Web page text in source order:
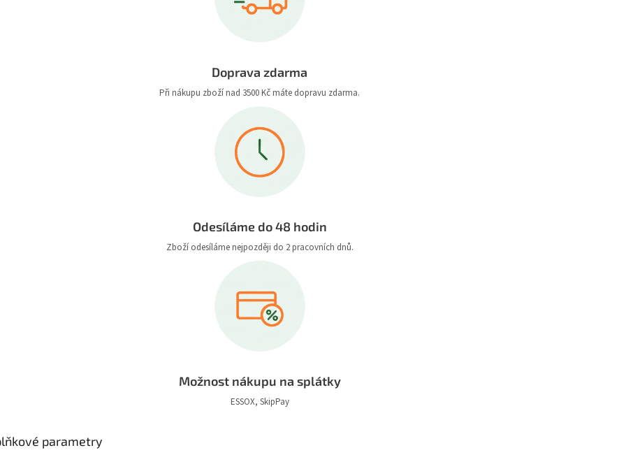
Doprava zdarma
Při nákupu zboží nad 3500 Kč máte dopravu zdarma.
Odesíláme do 48 hodin
Zboží odesíláme nejpozději do 2 pracovních dnů.
Možnost nákupu na splátky
ESSOX, SkipPay
parametry